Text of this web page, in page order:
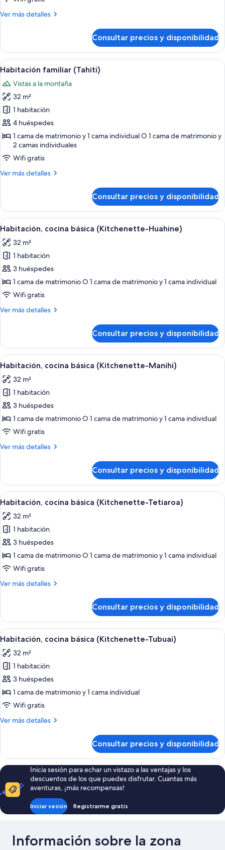
Ver más detalles
Más
familiar
(Tahaa)
Consultar precios y disponibilidad
Abrir
todas
las
fotos
de
Habitación
familiar
(Tahiti)
Una habitación con una cama,
2
Habitación familiar (Tahiti)
Vistas a la montaña
32 m²
1 habitación
4 huéspedes
1 cama de matrimonio y 1 cama individual O 1 cama de matrimonio y
2 camas individuales
Wifi gratis
Ver más detalles
Más
familiar
(Tahiti)
Consultar precios y disponibilidad
Abrir
todas
las
fotos
de
Habitación,
cocina
(Kitchenette-
Una habitación con cama, escritorio,
10
Habitación, cocina básica (Kitchenette-Huahine)
32 m²
1 habitación
3 huéspedes
1 cama de matrimonio O 1 cama de matrimonio y 1 cama individual
Wifi gratis
Ver más detalles
Más
cocina
básica
(Kitchenette-
Consultar precios y disponibilidad
Abrir
todas
las
fotos
de
Habitación,
cocina
(Kitchenette-
Una habitación con cama, una
6
Habitación, cocina básica (Kitchenette-Manihi)
32 m²
1 habitación
3 huéspedes
1 cama de matrimonio O 1 cama de matrimonio y 1 cama individual
Wifi gratis
Ver más detalles
Más
cocina
básica
(Kitchenette-
Consultar precios y disponibilidad
Abrir
todas
las
fotos
de
Habitación,
cocina
(Kitchenette-
Una habitación de hotel con una
9
Habitación, cocina básica (Kitchenette-Tetiaroa)
32 m²
1 habitación
3 huéspedes
1 cama de matrimonio O 1 cama de matrimonio y 1 cama individual
Wifi gratis
Ver más detalles
Más
cocina
básica
(Kitchenette-
Consultar precios y disponibilidad
Abrir
todas
las
fotos
de
Habitación,
cocina
(Kitchenette-
Una habitación con cama, una
6
Habitación, cocina básica (Kitchenette-Tubuai)
32 m²
1 habitación
3 huéspedes
1 cama de matrimonio y 1 cama individual
Wifi gratis
Ver más detalles
Más
cocina
básica
(Kitchenette-
Tubuai)
Consultar precios y disponibilidad
Inicia sesión para echar un vistazo a las ventajas y los
descuentos de los que puedes disfrutar. Cuantas más
aventuras, ¡más recompensas!
Iniciar sesión Registrarme gratis
Información sobre la zona